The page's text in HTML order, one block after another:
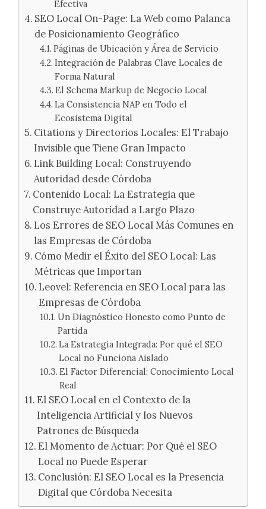
Efectiva
SEO Local On-Page: La Web como Palanca
de Posicionamiento Geográfico
Páginas de Ubicación y Área de Servicio
Integración de Palabras Clave Locales de
Forma Natural
El Schema Markup de Negocio Local
La Consistencia NAP en Todo el
Ecosistema Digital
Citations y Directorios Locales: El Trabajo
Invisible que Tiene Gran Impacto
Link Building Local: Construyendo
Autoridad desde Córdoba
Contenido Local: La Estrategia que
Construye Autoridad a Largo Plazo
Los Errores de SEO Local Más Comunes en
las Empresas de Córdoba
Cómo Medir el Éxito del SEO Local: Las
Métricas que Importan
Leovel: Referencia en SEO Local para las
Empresas de Córdoba
Un Diagnóstico Honesto como Punto de
Partida
La Estrategia Integrada: Por qué el SEO
Local no Funciona Aislado
El Factor Diferencial: Conocimiento Local
Real
El SEO Local en el Contexto de la
Inteligencia Artificial y los Nuevos
Patrones de Búsqueda
El Momento de Actuar: Por Qué el SEO
Local no Puede Esperar
Conclusión: El SEO Local es la Presencia
Digital que Córdoba Necesita